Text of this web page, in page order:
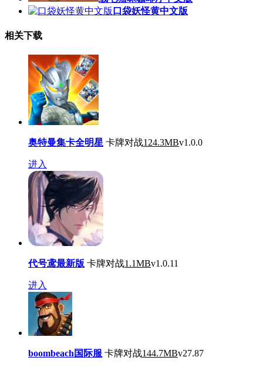
口袋妖怪黄中文版
相关下载
奥特曼集卡全明星 卡牌对战124.3MBv1.0.0
进入
代号鸢最新版 卡牌对战1.1MBv1.0.11
进入
boombeach国际服 卡牌对战144.7MBv27.87